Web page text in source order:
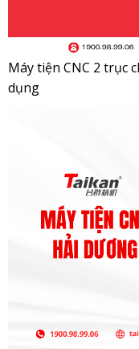
Máy tiện CNC 2 trục
dụng